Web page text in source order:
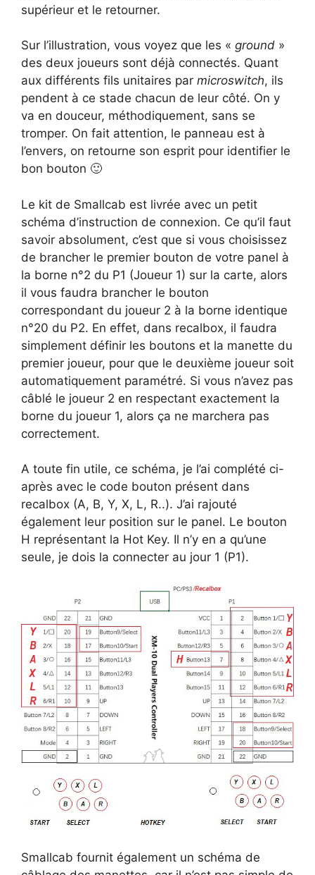
supérieur et le retourner.
Sur l’illustration, vous voyez que les « ground »
des deux joueurs sont déjà connectés. Quant
aux différents fils unitaires par microswitch, ils
pendent à ce stade chacun de leur côté. On y
va en douceur, méthodiquement, sans se
tromper. On fait attention, le panneau est à
l’envers, on retourne son esprit pour identifier le
bon bouton 🙂
Le kit de Smallcab est livrée avec un petit
schéma d’instruction de connexion. Ce qu’il faut
savoir absolument, c’est que si vous choisissez
de brancher le premier bouton de votre panel à
la borne n°2 du P1 (Joueur 1) sur la carte, alors
il vous faudra brancher le bouton
correspondant du joueur 2 à la borne identique
n°20 du P2. En effet, dans recalbox, il faudra
simplement définir les boutons et la manette du
premier joueur, pour que le deuxième joueur soit
automatiquement paramétré. Si vous n’avez pas
câblé le joueur 2 en respectant exactement la
borne du joueur 1, alors ça ne marchera pas
correctement.
A toute fin utile, ce schéma, je l’ai complété ci-
après avec le code bouton présent dans
recalbox (A, B, Y, X, L, R..). J’ai rajouté
également leur position sur le panel. Le bouton
H représentant la Hot Key. Il n’y en a qu’une
seule, je dois la connecter au jour 1 (P1).
Smallcab fournit également un schéma de